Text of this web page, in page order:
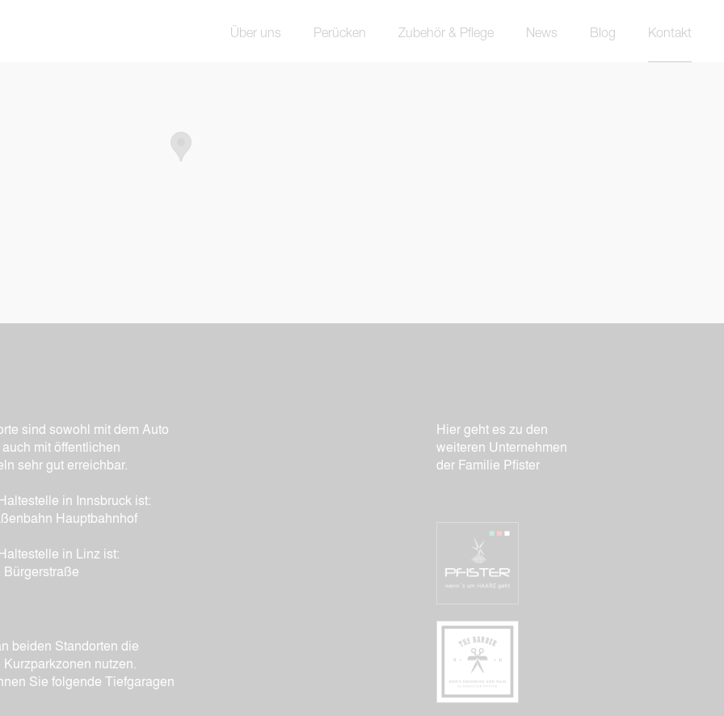
Über uns Perücken Zubehör & Pflege News Blog Kontakt
sind sowohl mit dem Auto
mit öffentlichen
sehr gut erreichbar.
in Innsbruck ist:
Hauptbahnhof
in Linz ist:
beiden Standorten die
nutzen.
Sie folgende Tiefgaragen
Hier geht es zu den
weiteren Unternehmen
der Familie Pfister